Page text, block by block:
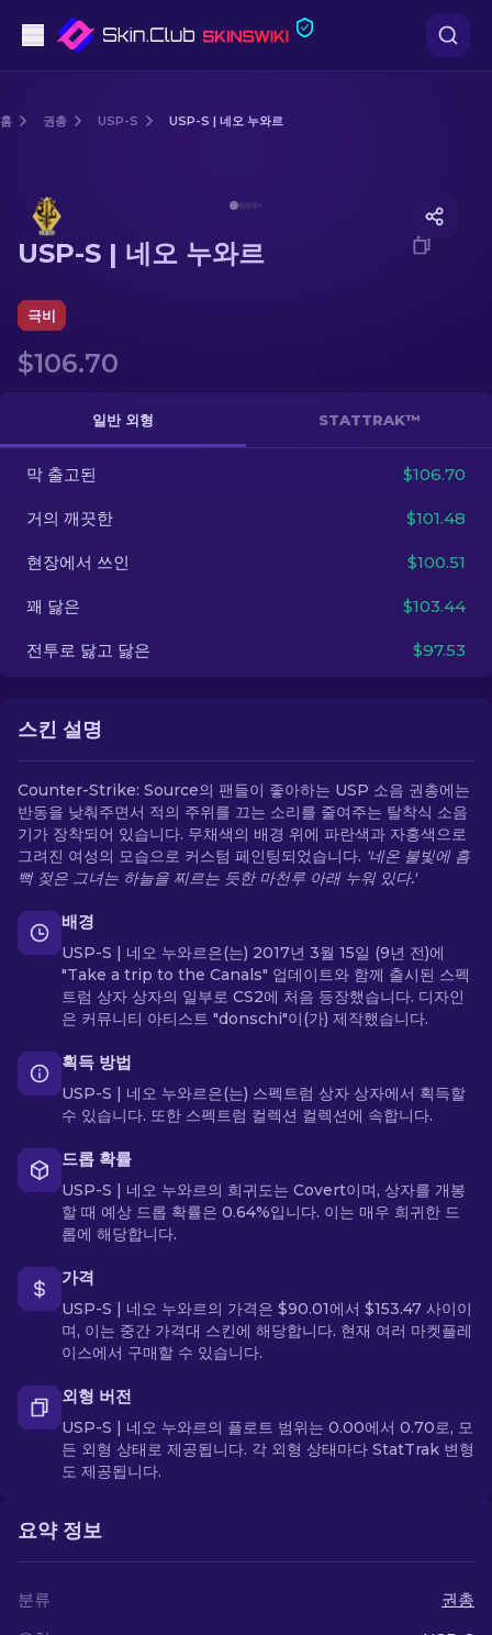
저격소총
장갑
케이스
기타
홈 권총 USP-S USP-S | 네오 누와르
USP-S | 네오 누와르
극비
$106.70
일반 외형 STATTRAK™
막 출고된 $106.70
거의 깨끗한 $101.48
현장에서 쓰인 $100.51
꽤 닳은 $103.44
전투로 닳고 닳은 $97.53
스킨 설명
Counter-Strike: Source의 팬들이 좋아하는 USP 소음 권총에는
반동을 낮춰주면서 적의 주위를 끄는 소리를 줄여주는 탈착식 소음
기가 장착되어 있습니다. 무채색의 배경 위에 파란색과 자홍색으로
그려진 여성의 모습으로 커스텀 페인팅되었습니다. '네온 불빛에 흠
뻑 젖은 그녀는 하늘을 찌르는 듯한 마천루 아래 누워 있다.'
배경
USP-S | 네오 누와르은(는) 2017년 3월 15일 (9년 전)에
"Take a trip to the Canals" 업데이트와 함께 출시된 스펙
트럼 상자 상자의 일부로 CS2에 처음 등장했습니다. 디자인
은 커뮤니티 아티스트 "donschi"이(가) 제작했습니다.
획득 방법
USP-S | 네오 누와르은(는) 스펙트럼 상자 상자에서 획득할
수 있습니다. 또한 스펙트럼 컬렉션 컬렉션에 속합니다.
드롭 확률
USP-S | 네오 누와르의 희귀도는 Covert이며, 상자를 개봉
할 때 예상 드롭 확률은 0.64%입니다. 이는 매우 희귀한 드
롭에 해당합니다.
가격
USP-S | 네오 누와르의 가격은 $90.01에서 $153.47 사이이
며, 이는 중간 가격대 스킨에 해당합니다. 현재 여러 마켓플레
이스에서 구매할 수 있습니다.
외형 버전
USP-S | 네오 누와르의 플로트 범위는 0.00에서 0.70로, 모
든 외형 상태로 제공됩니다. 각 외형 상태마다 StatTrak 변형
도 제공됩니다.
요약 정보
분류
권총